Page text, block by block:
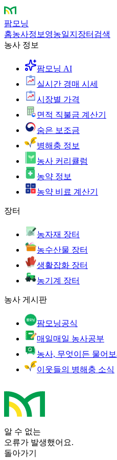
팜모닝
홈농사정보 영농일지 장터 검색
농사 정보
팜모닝 AI
실시간 경매 시세
시장별 가격
면적 직불금 계산기
숨은 보조금
병해충 정보
농사 커리큘럼
농약 정보
농약 비료 계산기
장터
농자재 장터
농수산물 장터
생활잡화 장터
농기계 장터
농사 게시판
팜모닝공식
매일매일 농사공부
농사, 무엇이든 물어
이웃들의 병해충 소식
알 수 없는
오류가 발생했어요.
돌아가기